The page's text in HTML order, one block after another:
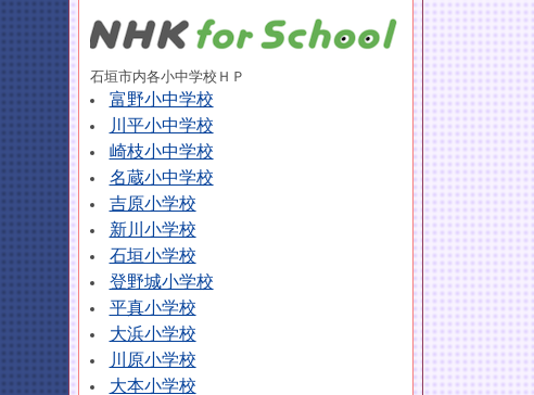
石垣市内各小中学校ＨＰ
富野小中学校
川平小中学校
崎枝小中学校
名蔵小中学校
吉原小学校
新川小学校
石垣小学校
登野城小学校
平真小学校
大浜小学校
川原小学校
大本小学校